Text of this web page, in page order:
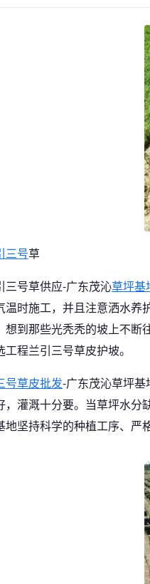
三号草
三号草供应-广东茂沁草坪基
温时施工，并且注意洒水
想到那些光秃秃的坡上不
程兰引三号草皮护坡。
号草皮批发-广东茂沁草坪
，灌溉十分要。当草坪水
坚持科学的种植工序、严